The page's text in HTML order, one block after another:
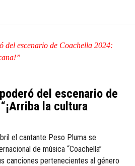
del escenario de
la cultura
el cantante Peso Pluma se
de música “Coachella”
canciones pertenecientes al género